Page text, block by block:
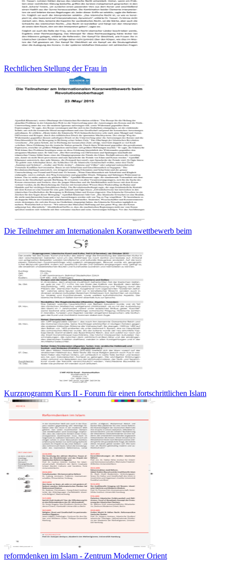
Rechtlichen Stellung der Frau in
Die Teilnehmer am Internationalen Koranwettbewerb beim
Kurzprogramm Kurs II - Forum für einen fortschrittlichen Islam
reformdenken im Islam - Zentrum Moderner Orient